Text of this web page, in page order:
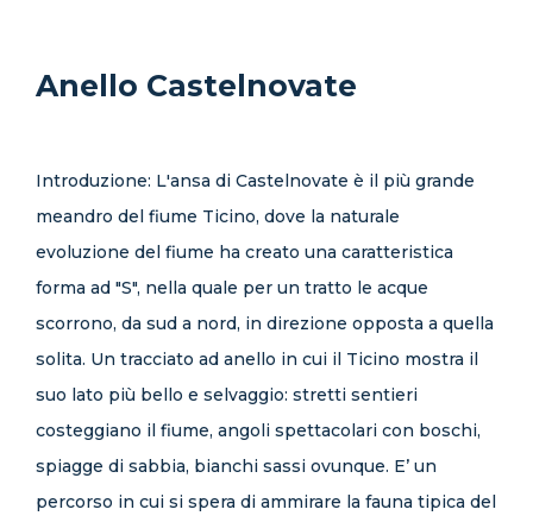
Anello Castelnovate
Introduzione: L'ansa di Castelnovate è il più grande
meandro del fiume Ticino, dove la naturale
evoluzione del fiume ha creato una caratteristica
forma ad "S", nella quale per un tratto le acque
scorrono, da sud a nord, in direzione opposta a quella
solita. Un tracciato ad anello in cui il Ticino mostra il
suo lato più bello e selvaggio: stretti sentieri
costeggiano il fiume, angoli spettacolari con boschi,
spiagge di sabbia, bianchi sassi ovunque. E’ un
percorso in cui si spera di ammirare la fauna tipica del